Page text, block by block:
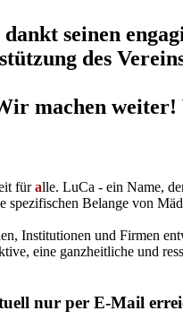
seinen
des
machen
füralle. LuCa - ein Name,
spezifischen Belange von
Institutionen und Firmen
eine ganzheitliche und
nur per E-Mail